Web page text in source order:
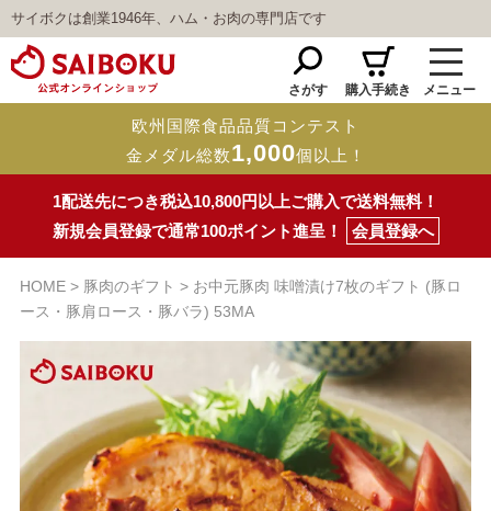
サイボクは創業1946年、ハム・お肉の専門店です
さがす 購入手続き メニュー
欧州国際食品品質コンテスト
金メダル総数1,000個以上！
1配送先につき税込10,800円以上ご購入で送料無料！
新規会員登録で通常100ポイント進呈！
会員登録へ
HOME 豚肉のギフト
お中元豚肉 味噌漬け7枚のギフト (豚ロ
ース・豚肩ロース・豚バラ) 53MA